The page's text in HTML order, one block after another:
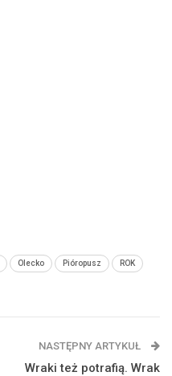
Olecko Pióropusz ROK
NASTĘPNY ARTYKUŁ
Wraki też potrafią. Wrak